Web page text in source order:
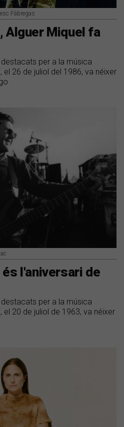
Fàbregas
Alguer Miquel fa
per a la música
el 26 de juliol del 1986, va néixer
l'aniversari de
per a la música
el 20 de juliol de 1963, va néixer